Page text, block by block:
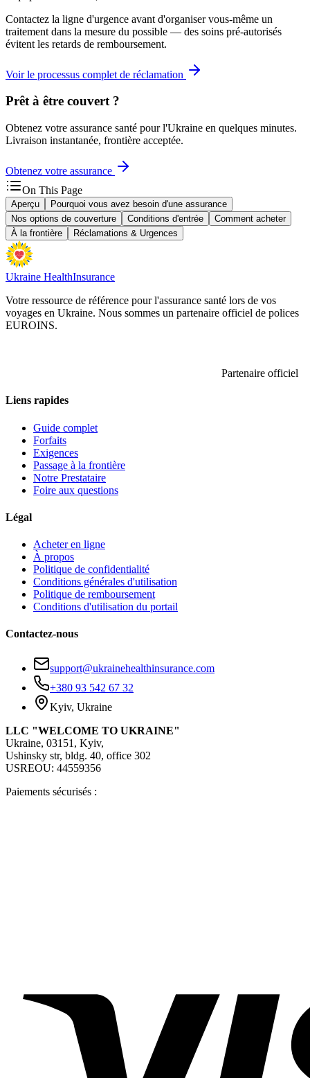
Contactez la ligne d'urgence avant d'organiser vous-même un
traitement dans la mesure du possible — des soins pré-autorisés
évitent les retards de remboursement.
Voir le processus complet de réclamation
Prêt à être couvert ?
Obtenez votre assurance santé pour l'Ukraine en quelques minutes.
Livraison instantanée, frontière acceptée.
Obtenez votre assurance
On This Page
Aperçu
Pourquoi vous avez besoin d'une assurance
Nos options de couverture
Conditions d'entrée
Comment acheter
À la frontière
Réclamations & Urgences
Ukraine HealthInsurance
Votre ressource de référence pour l'assurance santé lors de vos
voyages en Ukraine. Nous sommes un partenaire officiel de polices
EUROINS.
Partenaire officiel
Liens rapides
Guide complet
Forfaits
Exigences
Passage à la frontière
Notre Prestataire
Foire aux questions
Légal
Acheter en ligne
À propos
Politique de confidentialité
Conditions générales d'utilisation
Politique de remboursement
Conditions d'utilisation du portail
Contactez-nous
support@ukrainehealthinsurance.com
+380 93 542 67 32
Kyiv, Ukraine
LLC "WELCOME TO UKRAINE"
Ukraine, 03151, Kyiv,
Ushinsky str, bldg. 40, office 302
USREOU: 44559356
Paiements sécurisés :